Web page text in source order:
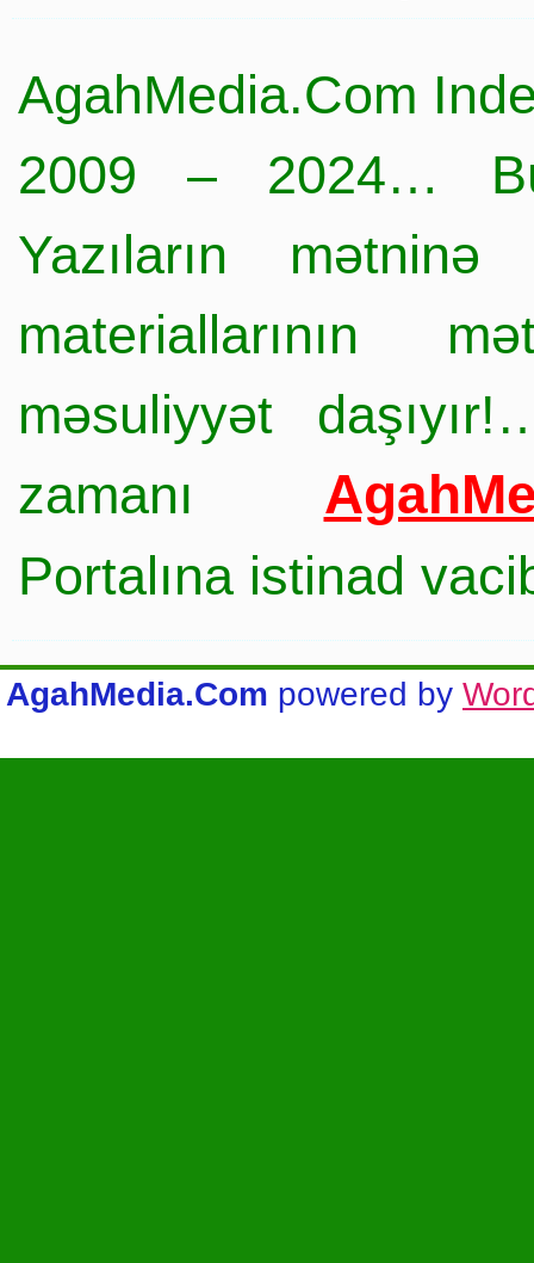
AgahMedia.Com
2009 – 2024…
Yazıların
materiallarının
məsuliyyət
zamanı
Portalına istinad
AgahMedia.Com powered by